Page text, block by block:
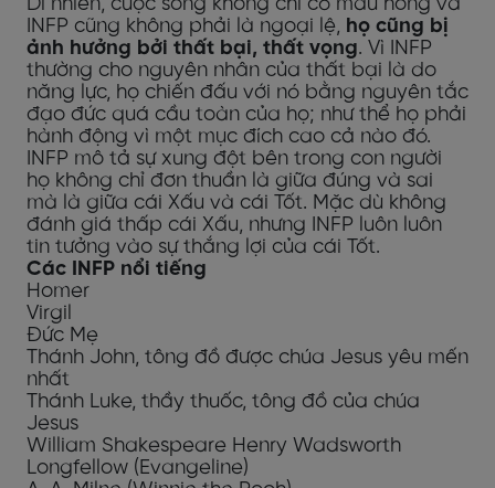
Dĩ nhiên, cuộc sống không chỉ có màu hồng và
INFP cũng không phải là ngoại lệ, họ cũng bị
ảnh hưởng bởi thất bại, thất vọng. Vì INFP
thường cho nguyên nhân của thất bại là do
năng lực, họ chiến đấu với nó bằng nguyên tắc
đạo đức quá cầu toàn của họ; như thể họ phải
hành động vì một mục đích cao cả nào đó.
INFP mô tả sự xung đột bên trong con người
họ không chỉ đơn thuần là giữa đúng và sai
mà là giữa cái Xấu và cái Tốt. Mặc dù không
đánh giá thấp cái Xấu, nhưng INFP luôn luôn
tin tưởng vào sự thắng lợi của cái Tốt.
Các INFP nổi tiếng
Homer
Virgil
Đức Mẹ
Thánh John, tông đồ được chúa Jesus yêu mến
nhất
Thánh Luke, thầy thuốc, tông đồ của chúa
Jesus
William Shakespeare Henry Wadsworth
Longfellow (Evangeline)